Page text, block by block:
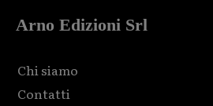
Arno Edizioni Srl
Chi siamo
Contatti